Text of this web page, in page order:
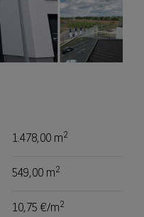
1.478,00 m2
549,00 m2
10,75 €/m2